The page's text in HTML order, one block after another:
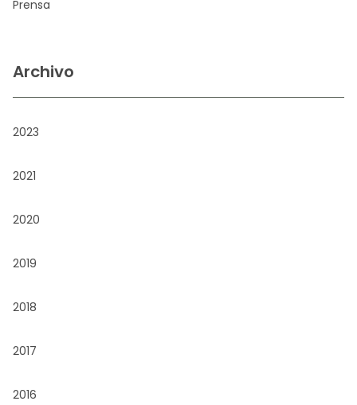
Prensa
Archivo
2023
2021
2020
2019
2018
2017
2016